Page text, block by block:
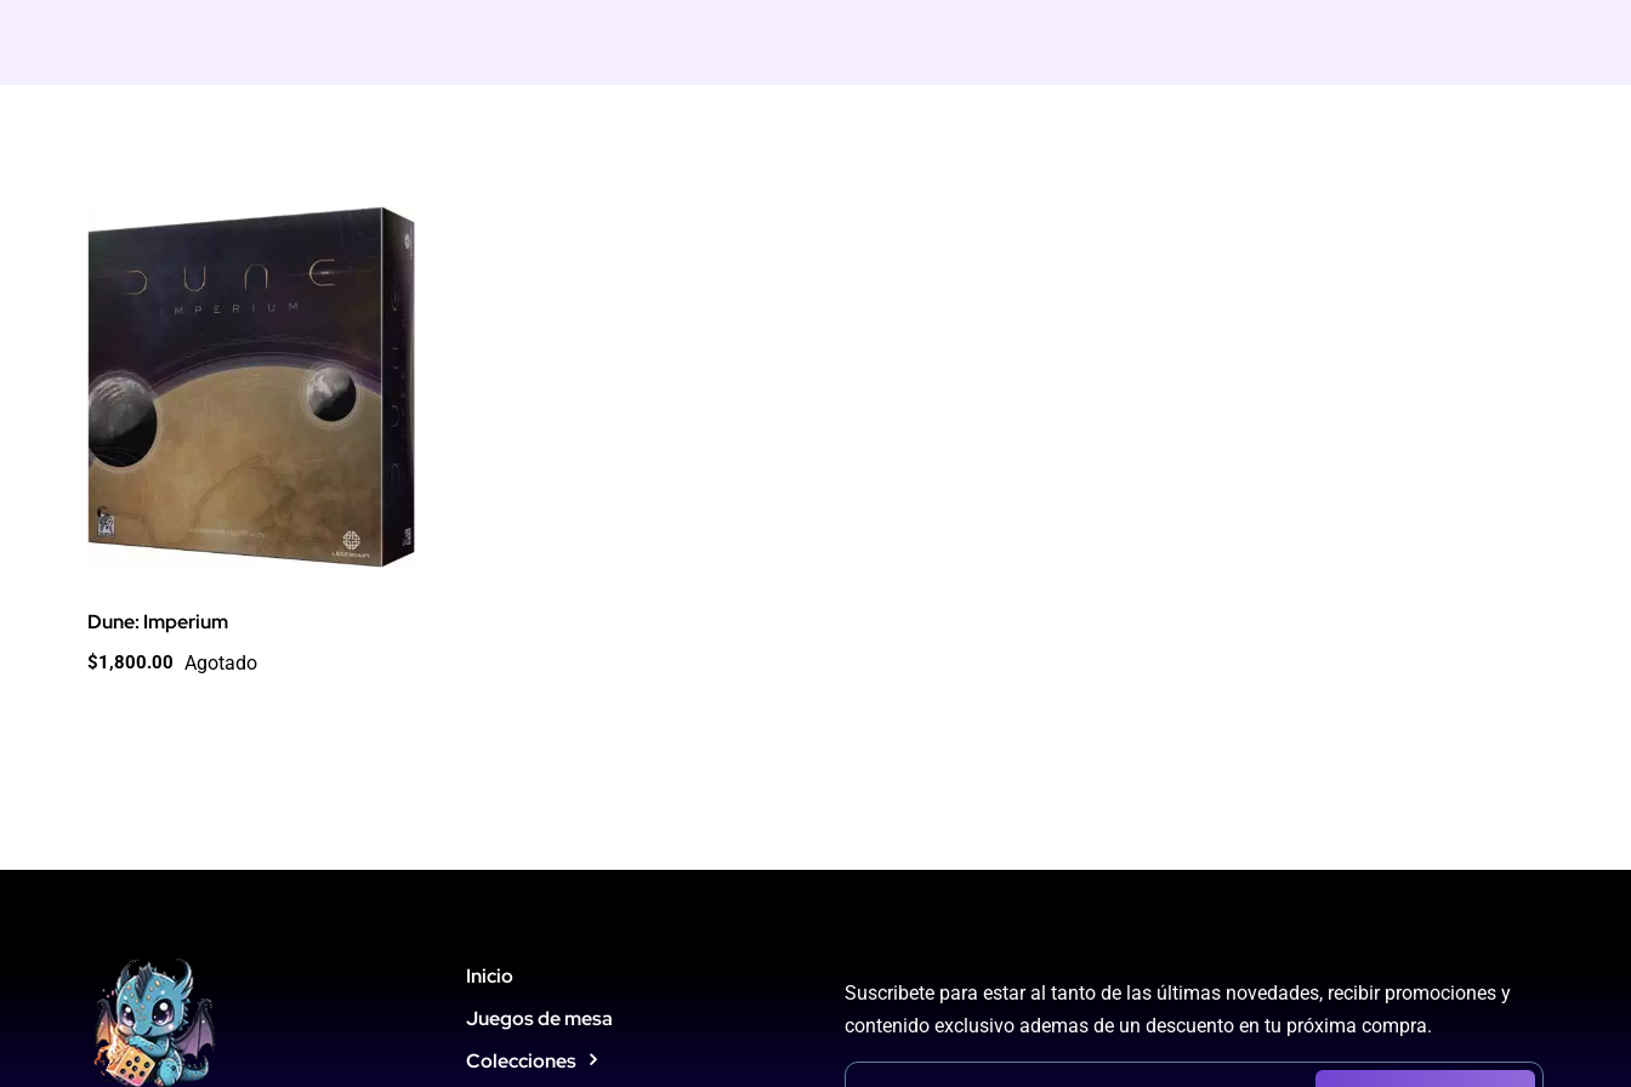
Dune: Imperium
$1,800.00 Agotado
Inicio
Juegos de mesa
Colecciones
Suscribete para estar al tanto de las últimas novedades, recibir promociones y
contenido exclusivo ademas de un descuento en tu próxima compra.